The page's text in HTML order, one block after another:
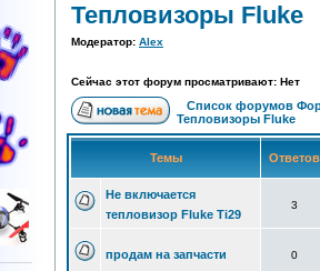
Тепловизоры Fluke
Модератор: Alex
Сейчас этот форум просматривают: Нет
Список форумов
Тепловизоры Fluke
Темы
Не включается
тепловизор Fluke Ti29
3
продам на запчасти 0